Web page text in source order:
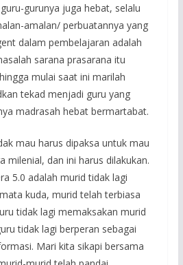
gurunya juga hebat, selalu
amalan/ perbuatannya yang
dalam pembelajaran adalah
sarana prasarana itu
mulai saat ini marilah
tekad menjadi guru yang
madrasah hebat bermartabat.
mau harus dipaksa untuk mau
milenial, dan ini harus dilakukan.
5.0 adalah murid tidak lagi
kuda, murid telah terbiasa
tidak lagi memaksakan murid
tidak lagi berperan sebagai
Mari kita sikapi bersama